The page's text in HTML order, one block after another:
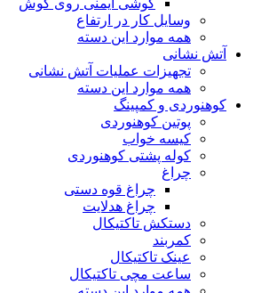
گوشی ایمنی روی گوش
وسایل کار در ارتفاع
همه موارد این دسته
آتش نشانی
تجهیزات عملیات آتش نشانی
همه موارد این دسته
کوهنوردی و کمپینگ
پوتین کوهنوردی
کیسه خواب
کوله پشتی کوهنوردی
چراغ
چراغ قوه دستی
چراغ هدلایت
دستکش تاکتیکال
کمربند
عینک تاکتیکال
ساعت مچی تاکتیکال